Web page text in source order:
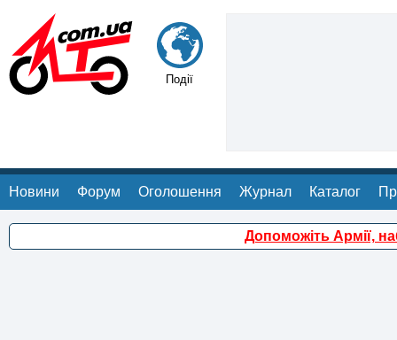
Події
Новини Форум Оголошення Журнал Каталог
Допоможіть Армії,